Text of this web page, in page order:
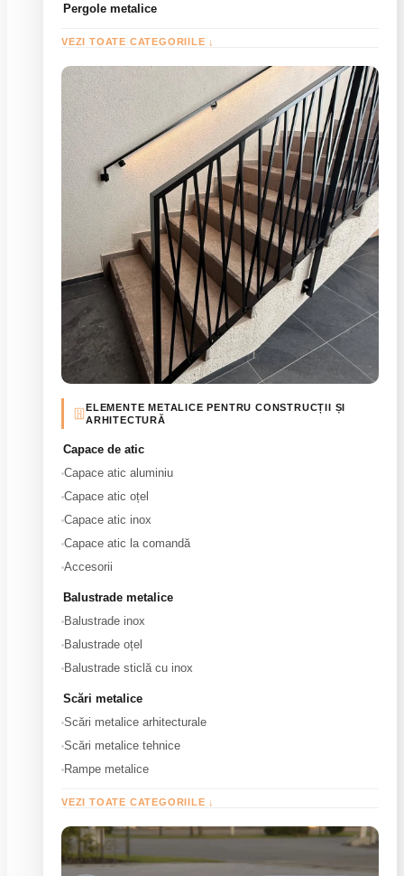
Pergole metalice
VEZI TOATE CATEGORIILE ↓
ELEMENTE METALICE PENTRU CONSTRUCȚII ȘI
ARHITECTURĂ
Capace de atic
Capace atic aluminiu
Capace atic oțel
Capace atic inox
Capace atic la comandă
Accesorii
Balustrade metalice
Balustrade inox
Balustrade oțel
Balustrade sticlă cu inox
Scări metalice
Scări metalice arhitecturale
Scări metalice tehnice
Rampe metalice
VEZI TOATE CATEGORIILE ↓